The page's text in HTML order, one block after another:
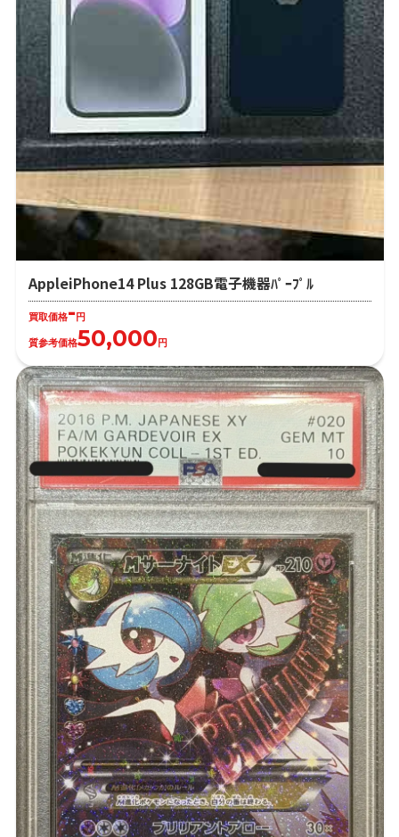
AppleiPhone14 Plus 128GB電子機器ﾊﾟｰﾌﾟﾙ
買取価格-円
質参考価格50,000円